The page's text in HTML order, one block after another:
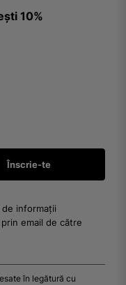
10%
informații
email de către
în legătură cu